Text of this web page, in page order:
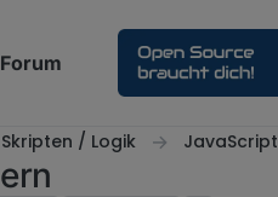
Skripten / Logik JavaScript